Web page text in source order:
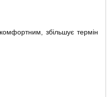
збільшує термін